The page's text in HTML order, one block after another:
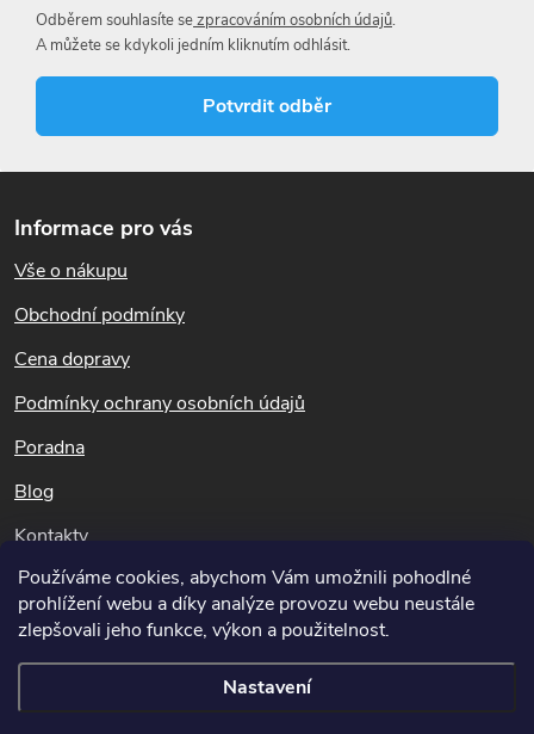
Používáme cookies, abychom Vám umožnili pohodlné
prohlížení webu a díky analýze provozu webu neustále
zlepšovali jeho funkce, výkon a použitelnost.
Nastavení
r
v
k
y
v
ý
p
i
s
u
Odběrem souhlasíte sezpracováním osobních údajů.
A můžete se kdykoli jedním kliknutím odhlásit.
Potvrdit odběr
Informace pro vás
Vše o nákupu
Obchodní podmínky
Cena dopravy
Podmínky ochrany osobních údajů
Poradna
Blog
Kontakty
Dotazy k objednávkám
info@potapnicek.cz